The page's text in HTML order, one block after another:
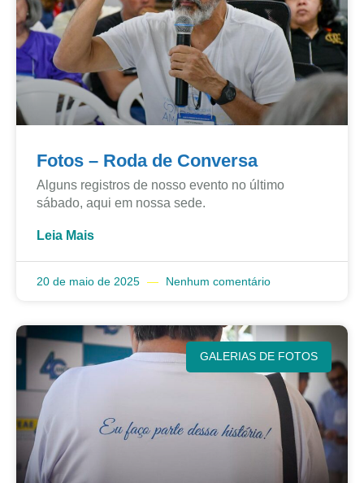
Fotos – Roda de Conversa
Alguns registros de nosso evento no último
sábado, aqui em nossa sede.
Leia Mais
20 de maio de 2025 Nenhum comentário
GALERIAS DE FOTOS